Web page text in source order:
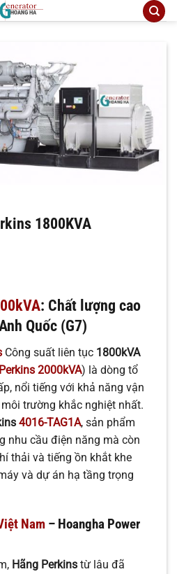
1800KVA
: Chất lượng cao
Quốc (G7)
Công suất liên tục 1800kVA
Perkins 2000kVA) là dòng tổ
nổi tiếng với khả năng vận
trường khắc nghiệt nhất.
4016-TAG1A, sản phẩm
nhu cầu điện năng mà còn
thải và tiếng ồn khắt khe
và dự án hạ tầng trọng
Nam – Hoangha Power
Hãng Perkins từ lâu đã